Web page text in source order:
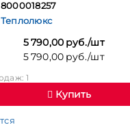
8000018257
Теплолюкс
5 790,00 руб./шт
5 790,00 руб./шт
1
Купить